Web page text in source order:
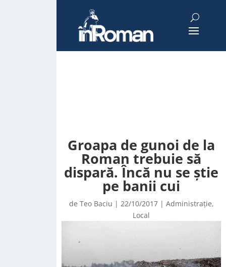
Groapa de gunoi de la
Roman trebuie să
dispară. Încă nu se știe
pe banii cui
de Teo Baciu | 22/10/2017| Administrație,
Local